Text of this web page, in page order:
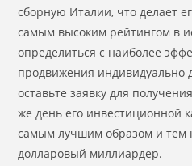
сборную Италии, что делает
самым высоким рейтингом в
определиться с наиболее
продвижения индивидуально
оставьте заявку для
же день его инвестиционной
самым лучшим образом и тем
долларовый миллиардер.